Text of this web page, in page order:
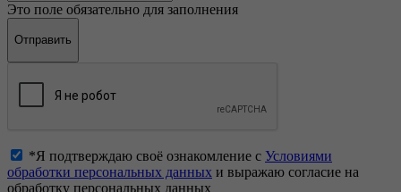
Это поле обязательно для заполнения
*Я подтверждаю своё ознакомление с Условиями
обработки персональных данных и выражаю согласие на
обработку персональных данных